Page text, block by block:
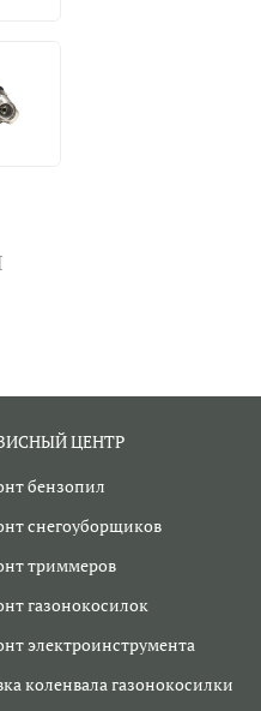
ЦЕНТР
бензопил
снегоуборщиков
триммеров
газонокосилок
электроинструмента
коленвала газонокосилки